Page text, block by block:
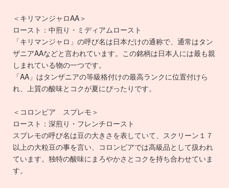
＜キリマンジャロAA＞
ロースト：中煎り・ミディアムロースト
「キリマンジャロ」の呼び名は日本だけの通称で、通常はタン
ザニアAAなどと言われています。この銘柄は日本人には最も親
しまれている物の一つです。
「AA」はタンザニアの等級格付けの最高ランクに位置付けら
れ、上質の酸味とコクが夏にぴったりです。
＜コロンビア スプレモ＞
ロースト：深煎り・フレンチロースト
スプレモの呼び名は豆の大きさを表していて、スクリーン１７
以上の大粒豆の事を言い、コロンビアでは高級品として扱われ
ています。独特の酸味にまろやかさとコクを持ち合わせていま
す。